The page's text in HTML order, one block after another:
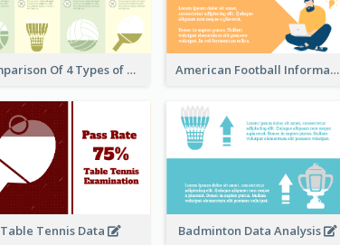
Comparison Of 4 Types of Sports American Football Information
Table Tennis Data Badminton Data Analysis